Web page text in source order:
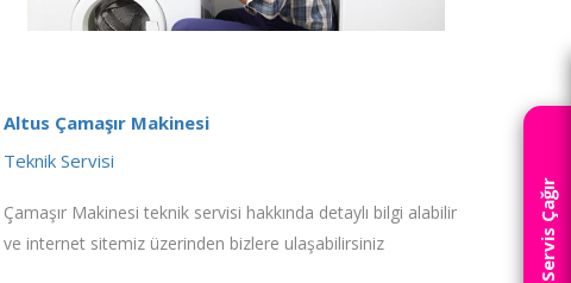
Servis Çağır
Altus Çamaşır Makinesi
Teknik Servisi
Çamaşır Makinesi teknik servisi hakkında detaylı bilgi alabilir
ve internet sitemiz üzerinden bizlere ulaşabilirsiniz